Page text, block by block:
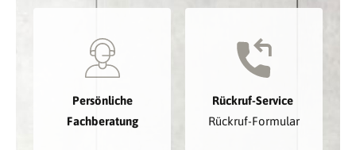
Persönliche
Fachberatung
Rückruf-Service
Rückruf-Formular